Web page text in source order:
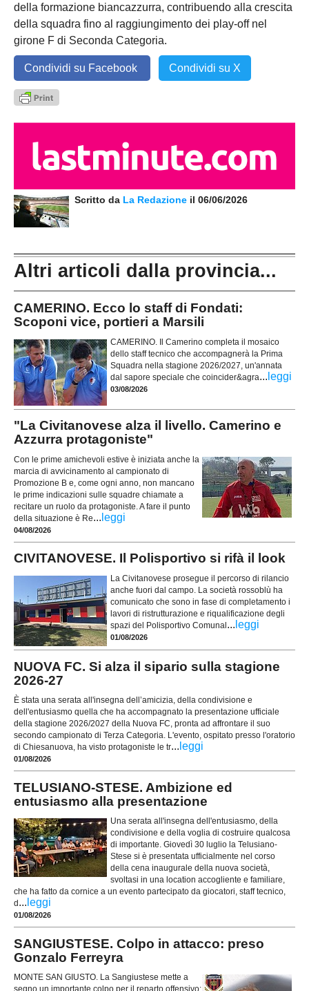
della formazione biancazzurra, contribuendo alla crescita
della squadra fino al raggiungimento dei play-off nel
girone F di Seconda Categoria.
Condividi su Facebook Condividi su X
Scritto da La Redazione il 06/06/2026
Altri articoli dalla provincia...
CAMERINO. Ecco lo staff di Fondati:
Scoponi vice, portieri a Marsili
CAMERINO. Il Camerino completa il mosaico
dello staff tecnico che accompagnerà la Prima
Squadra nella stagione 2026/2027, un'annata
dal sapore speciale che coincider&agra... leggi
03/08/2026
"La Civitanovese alza il livello. Camerino e
Azzurra protagoniste"
Con le prime amichevoli estive è iniziata anche la
marcia di avvicinamento al campionato di
Promozione B e, come ogni anno, non mancano
le prime indicazioni sulle squadre chiamate a
recitare un ruolo da protagoniste. A fare il punto
della situazione è Re... leggi
04/08/2026
CIVITANOVESE. Il Polisportivo si rifà il look
La Civitanovese prosegue il percorso di rilancio
anche fuori dal campo. La società rossoblù ha
comunicato che sono in fase di completamento i
lavori di ristrutturazione e riqualificazione degli
spazi del Polisportivo Comunal... leggi
01/08/2026
NUOVA FC. Si alza il sipario sulla stagione
2026-27
È stata una serata all'insegna dell’amicizia, della condivisione e
dell'entusiasmo quella che ha accompagnato la presentazione ufficiale
della stagione 2026/2027 della Nuova FC, pronta ad affrontare il suo
secondo campionato di Terza Categoria. L'evento, ospitato presso l'oratorio
di Chiesanuova, ha visto protagoniste le tr... leggi
01/08/2026
TELUSIANO-STESE. Ambizione ed
entusiasmo alla presentazione
Una serata all'insegna dell'entusiasmo, della
condivisione e della voglia di costruire qualcosa
di importante. Giovedì 30 luglio la Telusiano-
Stese si è presentata ufficialmente nel corso
della cena inaugurale della nuova società,
svoltasi in una location accogliente e familiare,
che ha fatto da cornice a un evento partecipato da giocatori, staff tecnico,
d ... leggi
01/08/2026
SANGIUSTESE. Colpo in attacco: preso
Gonzalo Ferreyra
MONTE SAN GIUSTO. La Sangiustese mette a